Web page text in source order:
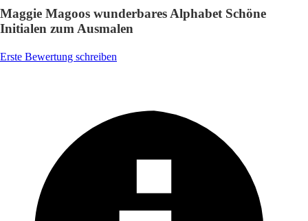
Maggie Magoos wunderbares Alphabet Schöne
Initialen zum Ausmalen
Erste Bewertung schreiben